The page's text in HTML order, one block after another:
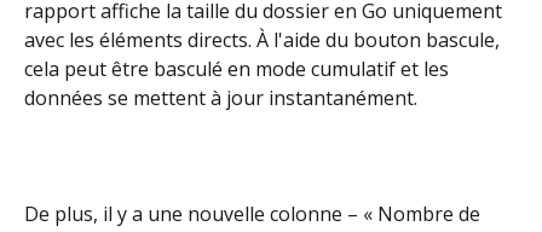
rapport affiche la taille du dossier en Go uniquement
avec les éléments directs. À l'aide du bouton bascule,
cela peut être basculé en mode cumulatif et les
données se mettent à jour instantanément.
De plus, il y a une nouvelle colonne – « Nombre de